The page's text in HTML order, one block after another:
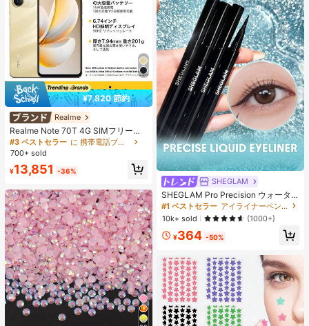
¥7,820 節約
Realme
Realme Note 70T 4G SIMフリー携
帯電話 4GB+64GB/4GB+128GB/4G
B+256GB グローバル版 4G LTE、A
カメラ、90Hz ディスプレイ モバイ
ルフォン プラスライト、6000mAh
大容量バッテリー、15W 急速充電、
オクタコアチップセット、アダプタ
ーなし、ベトナムでSIMロック
#3 ベストセラー
に 携帯電話ブランド 携帯電話
700+ sold
¥13,851 -36%
SHEGLAM
SHEGLAM Pro Precision ウォータ
ープルーフリキッドアイライナー-Bl
ack 女性と女の子のためのブランド
ビューティーコスメメイクアップ
#1 ベストセラー
アイライナーペンシル アイライナー
10k+ sold
(1000+)
¥364 -50%